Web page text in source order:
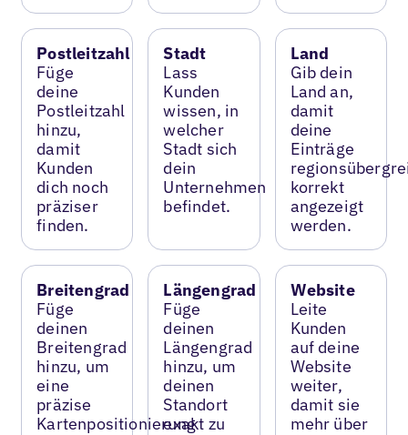
Postleitzahl
Füge
deine
Postleitzahl
hinzu,
damit
Kunden
dich noch
präziser
finden.
Stadt
Lass
Kunden
wissen, in
welcher
Stadt sich
dein
Unternehmen
befindet.
Land
Gib dein
Land an,
damit
deine
Einträge
korrekt
angezeigt
werden.
Breitengrad
Füge
deinen
Breitengrad
hinzu, um
eine
präzise
Kartenpositionierung
Längengrad
Füge
deinen
Längengrad
hinzu, um
deinen
Standort
exakt zu
Website
Leite
Kunden
auf deine
Website
weiter,
damit sie
mehr über